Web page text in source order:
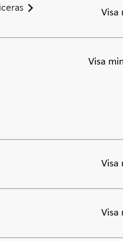
Visa
Visa
Visa
Visa